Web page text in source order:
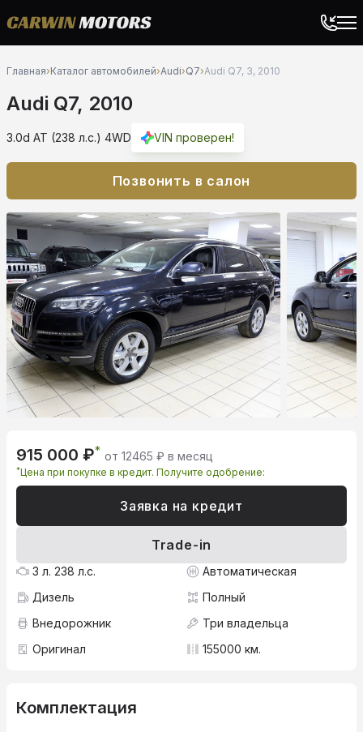
Главная›Каталог автомобилей›Audi›Q7›Audi Q7, 3, 2010
Audi Q7, 2010
3.0d AT (238 л.с.) 4WD VIN проверен!
Позвонить в салон
915 000 ₽* от 12465 ₽ в месяц
*Цена при покупке в кредит. Получите одобрение:
Заявка на кредит
Trade-in
3 л. 238 л.с.
Автоматическая
Дизель
Полный
Внедорожник
Три владельца
Оригинал
155000 км.
Комплектация